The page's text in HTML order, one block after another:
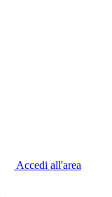
Accedi all'area